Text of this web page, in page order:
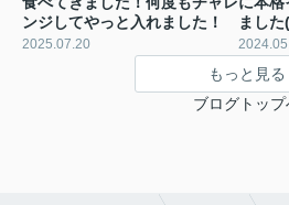
ンジしてやっと入れました！
2025.07.20
まし
もっと見る
ブログトップ